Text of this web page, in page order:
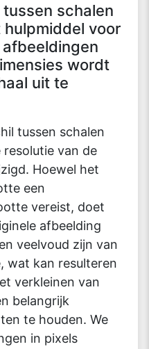
schalen
hulpmiddel voor
wordt
uit te
tussen schalen
resolutie van de
Hoewel het
een
vereist, doet
afbeelding
veelvoud zijn van
wat kan resulteren
verkleinen van
belangrijk
te houden. We
in pixels